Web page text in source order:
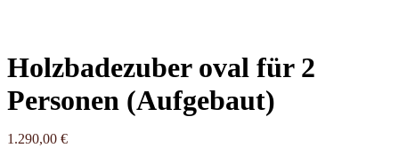
Holzbadezuber oval für 2
Personen (Aufgebaut)
1.290,00 €